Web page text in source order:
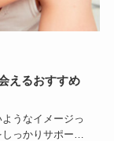
えるおすすめ
うなイメージっ
っかりサポート